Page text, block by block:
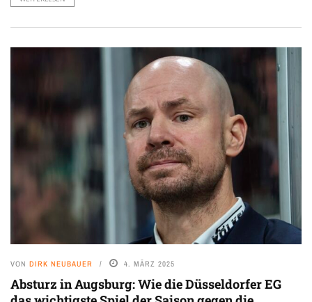
VON DIRK NEUBAUER 4. MÄRZ 2025
Absturz in Augsburg: Wie die Düsseldorfer EG